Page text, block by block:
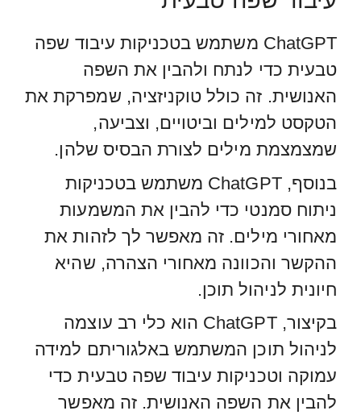
ChatGPT משתמש בטכניקות עיבוד שפה
טבעית כדי לנתח ולהבין את השפה
האנושית. זה כולל טוקניזציה, שמפרקת את
הטקסט למילים וביטויים, וצביעה,
שמצמצמת מילים לצורת הבסיס שלהן.
בנוסף, ChatGPT משתמש בטכניקות
ניתוח סמנטי כדי להבין את המשמעות
מאחורי מילים. זה מאפשר לך לזהות את
ההקשר והכוונה מאחורי הצהרה, שהיא
חיונית לניהול תוכן.
בקיצור, ChatGPT הוא כלי רב עוצמה
לניהול תוכן המשתמש באלגוריתם למידה
עמוקה וטכניקות עיבוד שפה טבעית כדי
להבין את השפה האנושית. זה מאפשר